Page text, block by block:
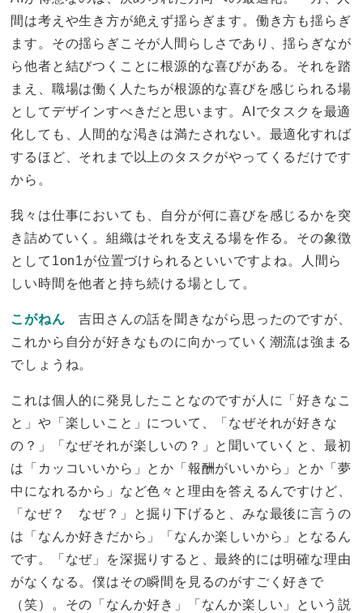
間は考えや生き方が絶えず揺らぎます。働き方も揺らぎ
ます。その揺らぎこそが人間らしさであり、揺らぎなが
ら他者と結びつくことに根源的な喜びがある。それを踏
まえ、職場は働く人たちが根源的な喜びを感じられる場
としてデザインすべきだと思います。AIでタスクを最適
化しても、人間的な渇きは満たされない。最適化すれば
するほど、それまで以上のタスクがやってくるだけです
から。
我々は仕事においても、自分が何に喜びを感じるかを突
き詰めていく。組織はそれを支える場を作る。その象徴
として1on1が位置づけられるといいですよね。人間ら
しい時間を他者と持ち続ける場として。
こがねん 吉田さんの話を聞きながら思ったのですが、
これから自分が好きなものに向かっていく潮流は強まる
でしょうね。
これは個人的に発見したことなのですが人に「好きなこ
と」や「楽しいこと」について、「なぜそれが好きな
の？」「なぜそれが楽しいの？」と聞いていくと、最初
は「カッコいいから」とか「報酬がいいから」とか「夢
中になれるから」など色々と理由を答えるんですけど、
「なぜ？ なぜ？」と掘り下げると、みな最後に言うの
は「なんか好きだから」「なんか楽しいから」となるん
です。「なぜ」を深掘りすると、最終的には明確な理由
がなくなる。僕はその瞬間を見るのがすごく好きで
（笑）。その「なんか好き」「なんか楽しい」という説